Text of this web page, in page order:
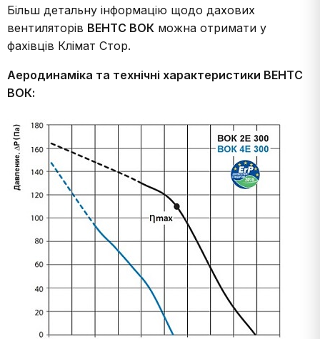
Більш детальну інформацію щодо дахових
вентиляторів ВЕНТС ВОК можна отримати у
фахівців Клімат Стор.
Аеродинаміка та технічні характеристики ВЕНТС
ВОК: